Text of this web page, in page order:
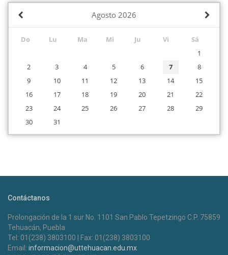
Agosto 2026
Do Lu Ma Mi Ju Vi
Sá
1
2
3 4 5 6 7
8
9
10 11 12 13 14
15
16
17 18 19 20 21
22
23
24 25 26 27 28
29
30
31
Contáctanos
Prolongación de la 1 sur No. 1101 San Pablo Tepetzingo C.P. 75859
Tehuacán, Puebla
Tel: 01(238) 3803100 | Fax: 01(238) 3803100
Email: informacion@uttehuacan.edu.mx